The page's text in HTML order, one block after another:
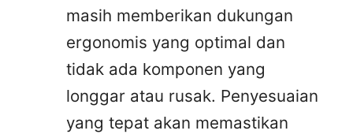
masih memberikan dukungan
ergonomis yang optimal dan
tidak ada komponen yang
longgar atau rusak. Penyesuaian
yang tepat akan memastikan